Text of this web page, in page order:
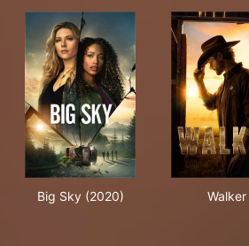
Big Sky (2020) Walker